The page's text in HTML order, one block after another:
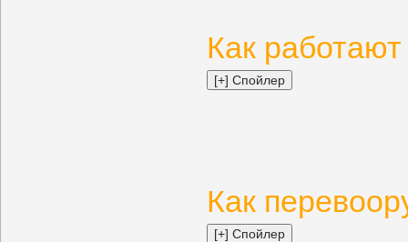
Как
Как